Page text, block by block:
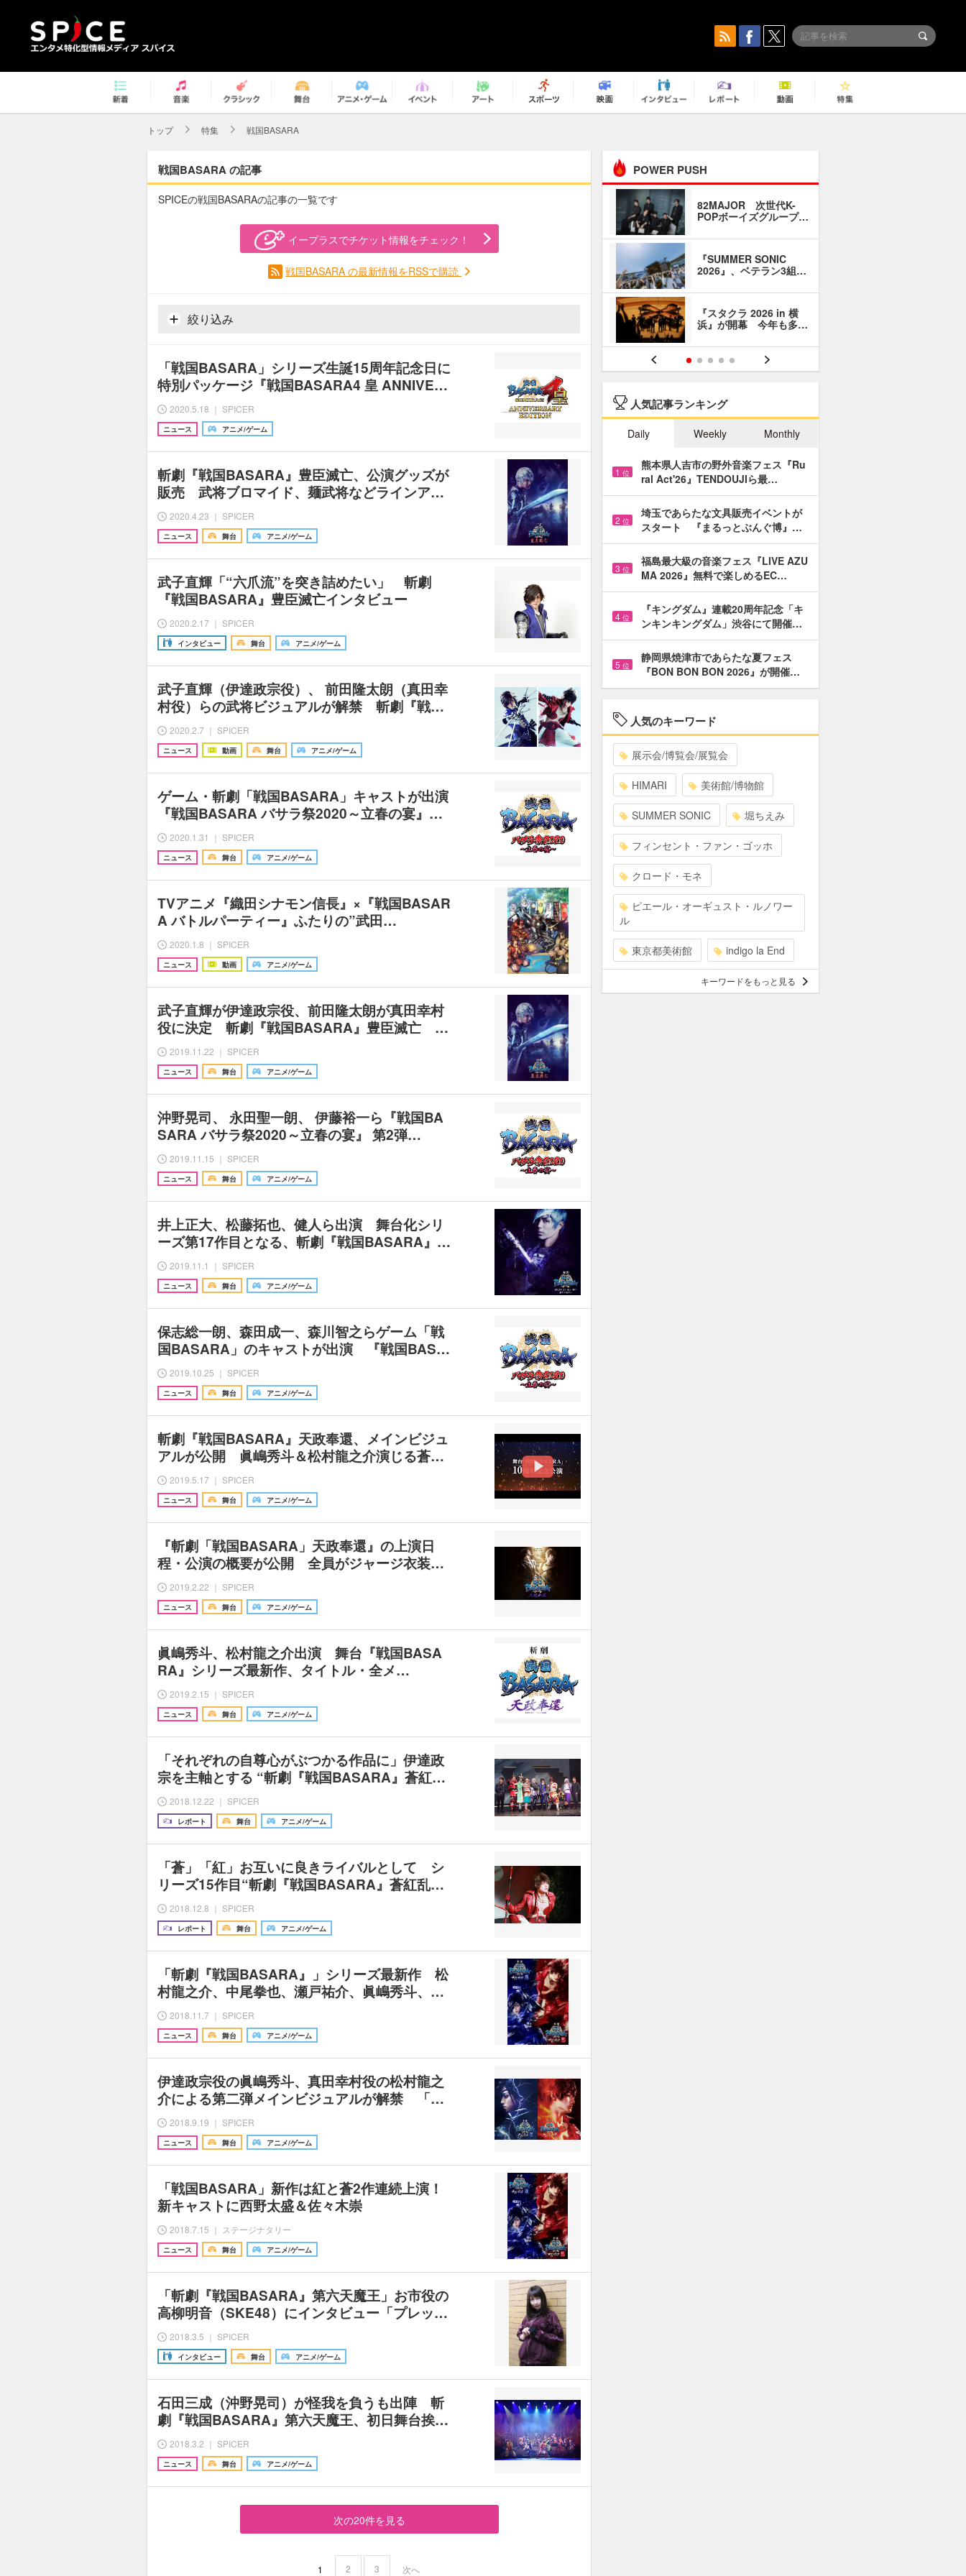
トップ 特集 戦国BASARA
戦国BASARA の記事
SPICEの戦国BASARAの記事の一覧です
イープラスでチケット情報をチェック！
戦国BASARA の最新情報をRSSで購読
絞り込み
「戦国BASARA」シリーズ生誕15周年記念日に
特別パッケージ『戦国BASARA4 皇 ANNIVE…
2020.5.18 ｜ SPICER
ニュース アニメ/ゲーム
斬劇『戦国BASARA』豊臣滅亡、公演グッズが
販売 武将ブロマイド、麺武将などラインア…
2020.4.23 ｜ SPICER
ニュース 舞台 アニメ/ゲーム
武子直輝「“六爪流”を突き詰めたい」 斬劇
『戦国BASARA』豊臣滅亡インタビュー
2020.2.17 ｜ SPICER
インタビュー 舞台 アニメ/ゲーム
武子直輝（伊達政宗役）、 前田隆太朗（真田幸
村役）らの武将ビジュアルが解禁 斬劇『戦…
2020.2.7 ｜ SPICER
ニュース 動画 舞台 アニメ/ゲーム
ゲーム・斬劇「戦国BASARA」キャストが出演
『戦国BASARA バサラ祭2020～立春の宴』…
2020.1.31 ｜ SPICER
ニュース 舞台 アニメ/ゲーム
TVアニメ『織田シナモン信長』×『戦国BASAR
A バトルパーティー』ふたりの”武田…
2020.1.8 ｜ SPICER
ニュース 動画 アニメ/ゲーム
武子直輝が伊達政宗役、前田隆太朗が真田幸村
役に決定 斬劇『戦国BASARA』豊臣滅亡 …
2019.11.22 ｜ SPICER
ニュース 舞台 アニメ/ゲーム
沖野晃司、 永田聖一朗、 伊藤裕一ら『戦国BA
SARA バサラ祭2020～立春の宴』 第2弾…
2019.11.15 ｜ SPICER
ニュース 舞台 アニメ/ゲーム
井上正大、松藤拓也、健人ら出演 舞台化シリ
ーズ第17作目となる、斬劇『戦国BASARA』…
2019.11.1 ｜ SPICER
ニュース 舞台 アニメ/ゲーム
保志総一朗、森田成一、森川智之らゲーム「戦
国BASARA」のキャストが出演 『戦国BAS…
2019.10.25 ｜ SPICER
ニュース 舞台 アニメ/ゲーム
斬劇『戦国BASARA』天政奉還、メインビジュ
アルが公開 眞嶋秀斗＆松村龍之介演じる蒼…
2019.5.17 ｜ SPICER
ニュース 舞台 アニメ/ゲーム
『斬劇「戦国BASARA」天政奉還』の上演日
程・公演の概要が公開 全員がジャージ衣装…
2019.2.22 ｜ SPICER
ニュース 舞台 アニメ/ゲーム
眞嶋秀斗、松村龍之介出演 舞台『戦国BASA
RA』シリーズ最新作、タイトル・全メ…
2019.2.15 ｜ SPICER
ニュース 舞台 アニメ/ゲーム
「それぞれの自尊心がぶつかる作品に」伊達政
宗を主軸とする “斬劇『戦国BASARA』蒼紅…
2018.12.22 ｜ SPICER
レポート 舞台 アニメ/ゲーム
「蒼」「紅」お互いに良きライバルとして シ
リーズ15作目“斬劇『戦国BASARA』蒼紅乱…
2018.12.8 ｜ SPICER
レポート 舞台 アニメ/ゲーム
「斬劇『戦国BASARA』」シリーズ最新作 松
村龍之介、中尾拳也、瀬戸祐介、眞嶋秀斗、…
2018.11.7 ｜ SPICER
ニュース 舞台 アニメ/ゲーム
伊達政宗役の眞嶋秀斗、真田幸村役の松村龍之
介による第二弾メインビジュアルが解禁 「…
2018.9.19 ｜ SPICER
ニュース 舞台 アニメ/ゲーム
「戦国BASARA」新作は紅と蒼2作連続上演！
新キャストに西野太盛＆佐々木崇
2018.7.15 ｜ ステージナタリー
ニュース 舞台 アニメ/ゲーム
「斬劇『戦国BASARA』第六天魔王」お市役の
高柳明音（SKE48）にインタビュー「プレッ…
2018.3.5 ｜ SPICER
インタビュー 舞台 アニメ/ゲーム
石田三成（沖野晃司）が怪我を負うも出陣 斬
劇『戦国BASARA』第六天魔王、初日舞台挨…
2018.3.2 ｜ SPICER
ニュース 舞台 アニメ/ゲーム
次の20件を見る
1 2 3 次へ
POWER PUSH
82MAJOR 次世代K-
POPボーイズグループ…
『SUMMER SONIC
2026』、ベテラン3組…
『スタクラ 2026 in 横
浜』が開幕 今年も多…
人気記事ランキング
Daily Weekly Monthly
1 位
熊本県人吉市の野外音楽フェス『Ru
ral Act'26』TENDOUJIら最…
2 位
埼玉であらたな文具販売イベントが
スタート 『まるっとぶんぐ博』…
3 位
福島最大級の音楽フェス『LIVE AZU
MA 2026』無料で楽しめるEC…
4 位
『キングダム』連載20周年記念「キ
ンキンキングダム」渋谷にて開催…
5 位
静岡県焼津市であらたな夏フェス
『BON BON BON 2026』が開催…
人気のキーワード
展示会/博覧会/展覧会
HIMARI 美術館/博物館
SUMMER SONIC 堀ちえみ
フィンセント・ファン・ゴッホ
クロード・モネ
ピエール・オーギュスト・ルノワー
ル
東京都美術館 indigo la End
キーワードをもっと見る